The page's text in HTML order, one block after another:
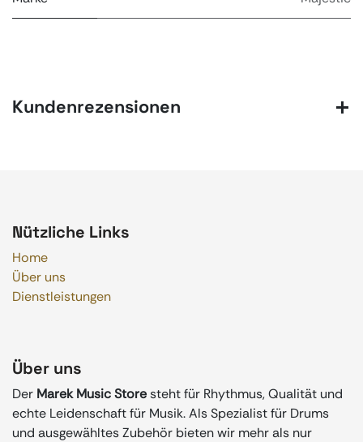
Kundenrezensionen
Nützliche Links
Home
Über uns
Dienstleistungen
Über uns
Der Marek Music Storesteht für Rhythmus, Qualität und
echte Leidenschaft für Musik. Als Spezialist für Drums
und ausgewähltes Zubehör bieten wir mehr als nur